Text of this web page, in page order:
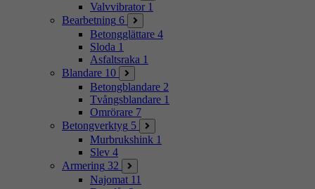
Valvvibrator 1
Bearbetning 6
Betongglättare 4
Sloda 1
Asfaltsraka 1
Blandare 10
Betongblandare 2
Tvångsblandare 1
Omrörare 7
Betongverktyg 5
Murbrukshink 1
Slev 4
Armering 32
Najomat 11